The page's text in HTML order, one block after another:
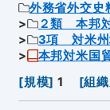
外務省外交史
２類 本邦
3項 対米州
本邦対米国
[規模] 1 [組